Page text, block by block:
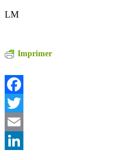
LM
Imprimer
Facebook
Twitter
Email